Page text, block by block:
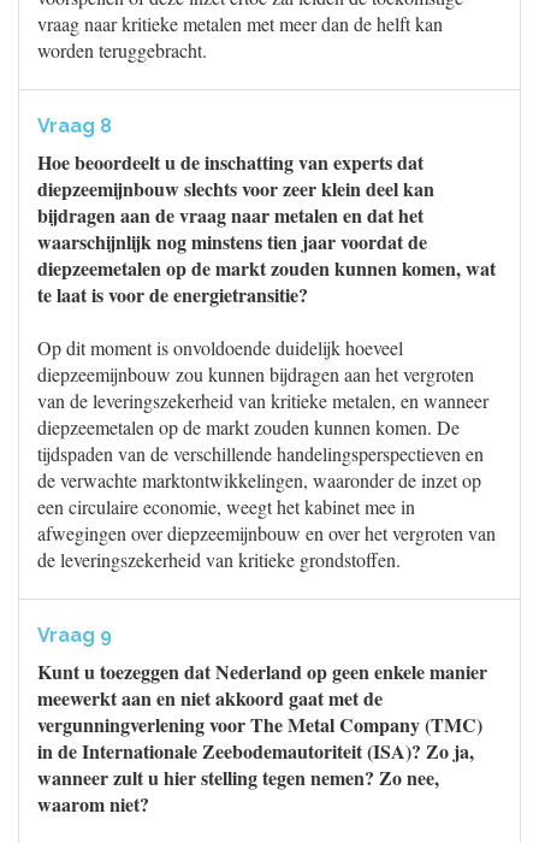
vraag naar kritieke metalen met meer dan de helft kan
worden teruggebracht.
Vraag 8
Hoe beoordeelt u de inschatting van experts dat
diepzeemijnbouw slechts voor zeer klein deel kan
bijdragen aan de vraag naar metalen en dat het
waarschijnlijk nog minstens tien jaar voordat de
diepzeemetalen op de markt zouden kunnen komen, wat
te laat is voor de energietransitie?
Op dit moment is onvoldoende duidelijk hoeveel
diepzeemijnbouw zou kunnen bijdragen aan het vergroten
van de leveringszekerheid van kritieke metalen, en wanneer
diepzeemetalen op de markt zouden kunnen komen. De
tijdspaden van de verschillende handelingsperspectieven en
de verwachte marktontwikkelingen, waaronder de inzet op
een circulaire economie, weegt het kabinet mee in
afwegingen over diepzeemijnbouw en over het vergroten van
de leveringszekerheid van kritieke grondstoffen.
Vraag 9
Kunt u toezeggen dat Nederland op geen enkele manier
meewerkt aan en niet akkoord gaat met de
vergunningverlening voor The Metal Company (TMC)
in de Internationale Zeebodemautoriteit (ISA)? Zo ja,
wanneer zult u hier stelling tegen nemen? Zo nee,
waarom niet?